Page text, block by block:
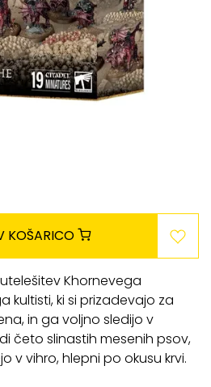
KOŠARICO
Khornevega
kultisti, ki si prizadevajo za
in ga voljno sledijo v
četo slinastih mesenih psov,
v vihro, hlepni po okusu krvi.